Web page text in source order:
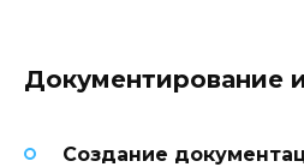
Документирование
Создание